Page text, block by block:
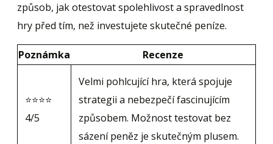
způsob, jak otestovat spolehlivost a spravedlnost
hry před tím, než investujete skutečné peníze.
Poznámka Recenze
⭐⭐⭐⭐
4/5
Velmi pohlcující hra, která spojuje
strategii a nebezpečí fascinujícím
způsobem. Možnost testovat bez
sázení peněz je skutečným plusem.